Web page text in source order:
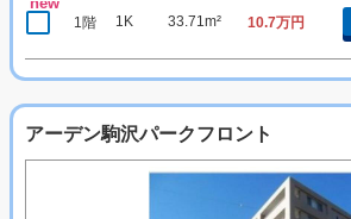
1階 1K 33.71m² 10.7万円
アーデン駒沢パークフロント